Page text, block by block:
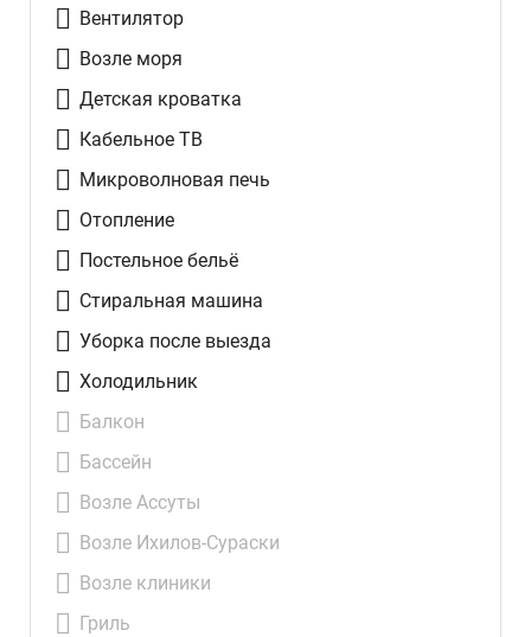
Вентилятор
Возле моря
Детская кроватка
Кабельное ТВ
Микроволновая печь
Отопление
Постельное бельё
Стиральная машина
Уборка после выезда
Холодильник
Балкон
Бассейн
Возле Ассуты
Возле Ихилов-Сураски
Возле клиники
Гриль